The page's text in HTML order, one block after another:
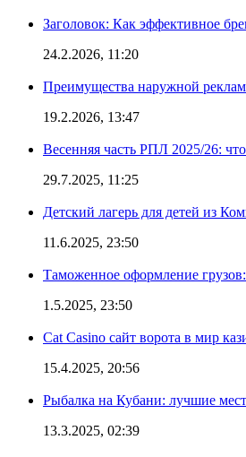
Заголовок: Как эффективное
24.2.2026, 11:20
Преимущества наружной
19.2.2026, 13:47
Весенняя часть РПЛ 2025/26:
29.7.2025, 11:25
Детский лагерь для детей из
11.6.2025, 23:50
Таможенное оформление
1.5.2025, 23:50
Cat Casino сайт ворота в мир
15.4.2025, 20:56
Рыбалка на Кубани: лучшие
13.3.2025, 02:39